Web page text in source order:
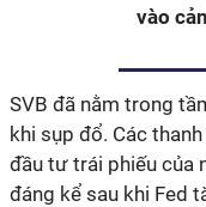
vào
SVB đã nằm trong
khi sụp đổ. Các
đầu tư trái phiếu của
đáng kể sau khi Fed